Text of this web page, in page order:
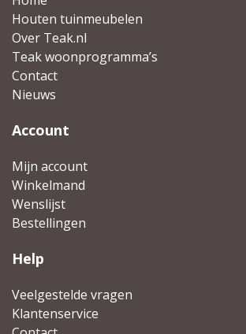
Houten tuinmeubelen
Over Teak.nl
Teak woonprogramma’s
Contact
Nieuws
Account
Mijn account
Winkelmand
Wenslijst
Bestellingen
Help
Veelgestelde vragen
Klantenservice